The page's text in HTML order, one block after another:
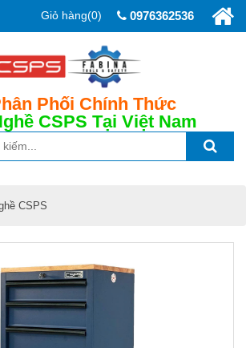
0976362536
Phối Chính Thức
CSPS Tại Việt Nam
Giỏ hàng(0)
CSPS